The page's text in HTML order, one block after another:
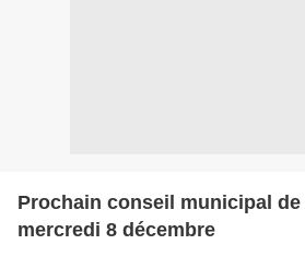
Prochain conseil municipal de
mercredi 8 décembre